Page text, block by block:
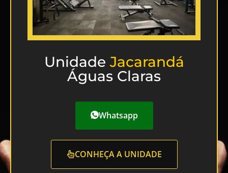
Unidade Jacarandá
Águas Claras
Whatsapp
CONHEÇA A UNIDADE